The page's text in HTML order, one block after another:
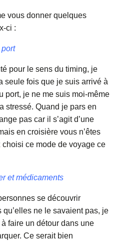
vous donner quelques
ci :
pour le sens du timing, je
seule fois que je suis arrivé à
port, je ne me suis moi-même
stressé. Quand je pars en
pas car il s’agit d’une
en croisière vous n’êtes
ce mode de voyage ce
et médicaments
se découvrir
ne le savaient pas, je
faire un détour dans une
Ce serait bien